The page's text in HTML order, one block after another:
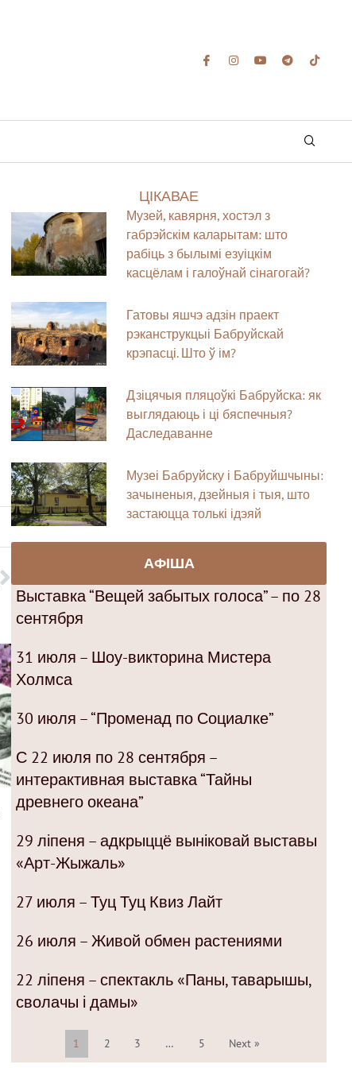
ЦІКАВАЕ
Музей, кавярня, хостэл з
габрэйскім каларытам: што
рабіць з былымі езуіцкім
касцёлам і галоўнай сінагогай?
Гатовы яшчэ адзін праект
рэканструкцыі Бабруйскай
крэпасці. Што ў ім?
Дзіцячыя пляцоўкі Бабруйска: як
выглядаюць і ці бяспечныя?
Даследаванне
Музеі Бабруйску і Бабруйшчыны:
зачыненыя, дзейныя і тыя, што
застаюцца толькі ідэяй
АФІША
Выставка “Вещей забытых голоса” – по 28
сентября
31 июля – Шоу-викторина Мистера
Холмса
30 июля – “Променад по Социалке”
С 22 июля по 28 сентября –
интерактивная выставка “Тайны
древнего океана”
29 ліпеня – адкрыццё выніковай выставы
«Арт-Жыжаль»
27 июля – Туц Туц Квиз Лайт
26 июля – Живой обмен растениями
22 ліпеня – спектакль «Паны, таварышы,
сволачы і дамы»
1 2 3 … 5 Next »